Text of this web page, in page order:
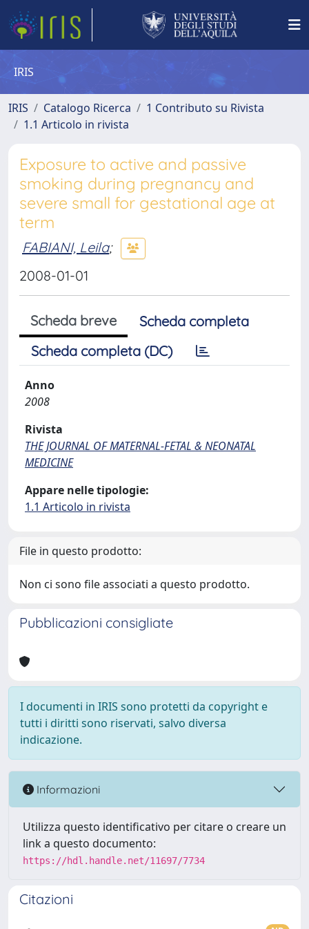
IRIS
IRIS Catalogo Ricerca
1 Contributo su Rivista
1.1 Articolo in rivista
Exposure to active and passive
smoking during pregnancy and
severe small for gestational age at
term
FABIANI, Leila;
2008-01-01
Scheda breve
Scheda completa
Scheda completa (DC)
Anno
2008
Rivista
THE JOURNAL OF MATERNAL-FETAL & NEONATAL
MEDICINE
Appare nelle tipologie:
1.1 Articolo in rivista
File in questo prodotto:
Non ci sono file associati a questo prodotto.
Pubblicazioni consigliate
I documenti in IRIS sono protetti da copyright e
tutti i diritti sono riservati, salvo diversa
indicazione.
Informazioni
Utilizza questo identificativo per citare o creare un
link a questo documento:
https://hdl.handle.net/11697/7734
Citazioni